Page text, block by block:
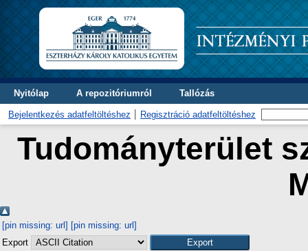
Nyitólap A repozitóriumról Tallózás
Bejelentkezés adatfeltöltéshez Regisztráció adatfeltöltéshez
Tudományterület
[pin missing: url] [pin missing: url]
Export